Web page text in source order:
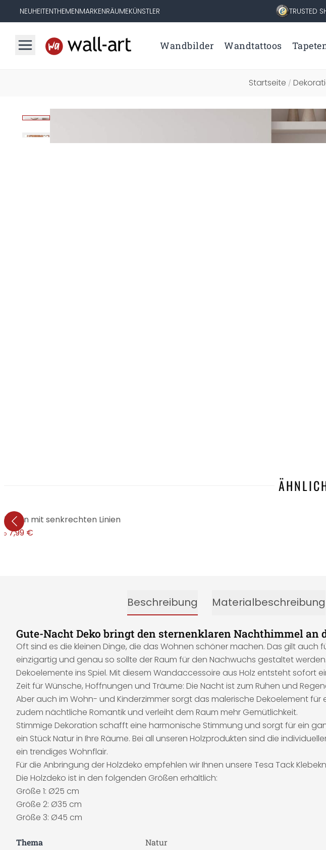
NEUHEITENTHEMENMARKENRÄUMEKÜNSTLER TRUSTED
Wandbilder Wandtattoos
Startseite /
mit senkrechten Linien
7,99 €
Beschreibung Materialbeschreibung
Gute-Nacht Deko bringt den sternenklaren Nachthimmel an
Oft sind es die kleinen Dinge, die das Wohnen schöner machen. Das gilt
einzigartig und genau so sollte der Raum für den Nachwuchs gestaltet
Dekoelemente ins Spiel. Mit diesem Wandaccessoire aus Holz entsteht sofort
Zeit für Wünsche, Hoffnungen und Träume: Die Nacht ist zum Ruhen und
Aber auch im Wohn- und Kinderzimmer sorgt das malerische Dekoelement
zudem nächtliche Romantik und verleiht dem Raum mehr Gemütlichkeit.
Stimmige Dekoration schafft eine harmonische Stimmung und sorgt für ein
ein Stück Natur in Ihre Räume. Bei all unseren Holzprodukten sind die
ein trendiges Wohnflair.
Für die Anbringung der Holzdeko empfehlen wir Ihnen unsere Tesa Tack
Die Holzdeko ist in den folgenden Größen erhältlich:
Größe 1: Ø25 cm
Größe 2: Ø35 cm
Größe 3: Ø45 cm
Thema Natur